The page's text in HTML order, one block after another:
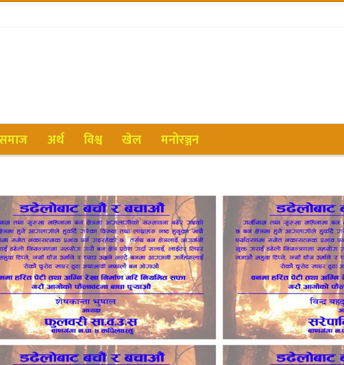
अर्थ विश्व खेल मनोरञ्जन